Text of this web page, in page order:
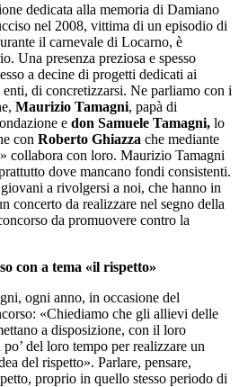
dedicata alla memoria di Damiano
nel 2008, vittima di un episodio di
il carnevale di Locarno, è
Una presenza preziosa e spesso
a decine di progetti dedicati ai
di concretizzarsi. Ne parliamo con i
Maurizio Tamagni, papà di
e don Samuele Tamagni, lo
con Roberto Ghiazza che mediante
collabora con loro. Maurizio Tamagni
dove mancano fondi consistenti.
a rivolgersi a noi, che hanno in
concerto da realizzare nel segno della
da promuovere contro la
con a tema «il rispetto»
ogni anno, in occasione del
«Chiediamo che gli allievi delle
a disposizione, con il loro
del loro tempo per realizzare un
del rispetto». Parlare, pensare,
proprio in quello stesso periodo di